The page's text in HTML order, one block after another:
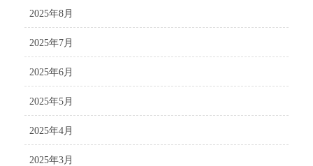
2025年8月
2025年7月
2025年6月
2025年5月
2025年4月
2025年3月